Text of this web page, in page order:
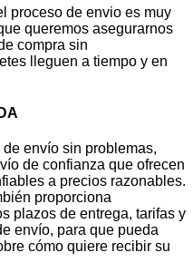
proceso de envio es muy
queremos asegurarnos
compra sin
lleguen a tiempo y en
envío sin problemas,
de confianza que ofrecen
a precios razonables.
proporciona
plazos de entrega, tarifas y
envío, para que pueda
cómo quiere recibir su